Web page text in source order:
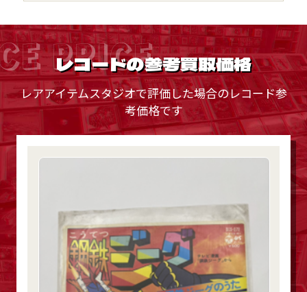
PRICE
レコードの参考買取価格
レアアイテムスタジオで評価した場合のレコード参
考価格です